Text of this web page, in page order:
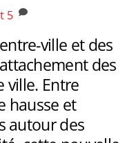
5
ville et des
des
ville. Entre
hausse et
autour des